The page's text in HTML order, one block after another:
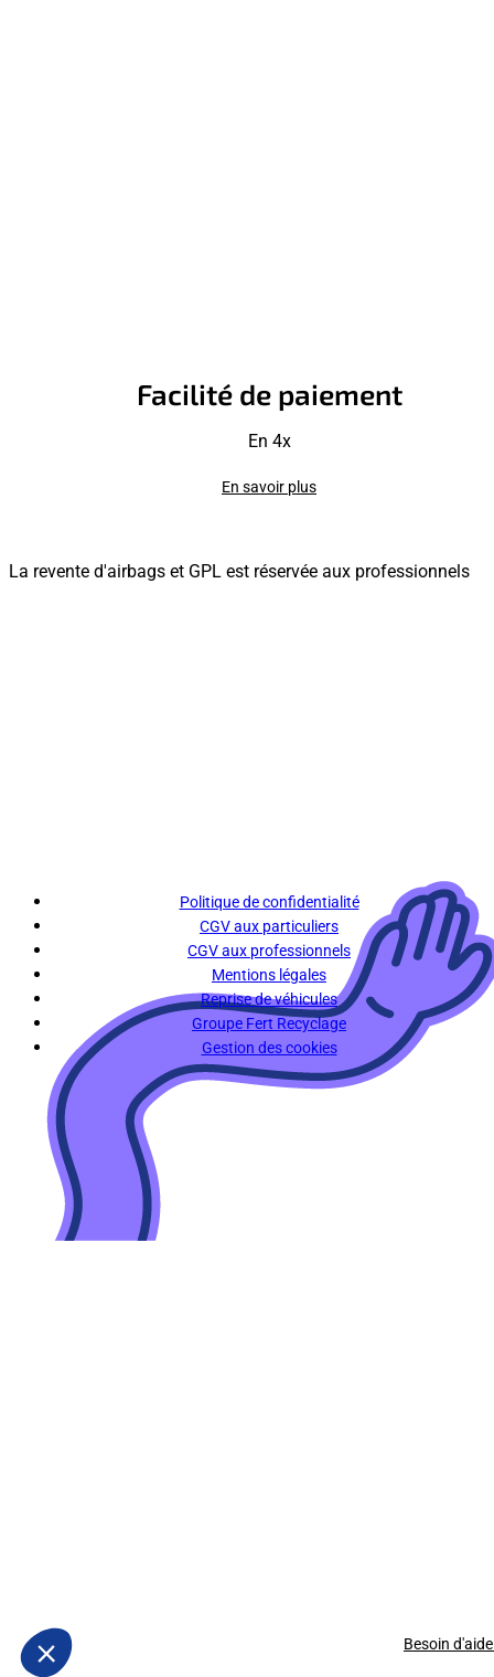
Facilité de paiement
En 4x
En savoir plus
La revente d'airbags et GPL est réservée aux professionnels
Politique de confidentialité
CGV aux particuliers
CGV aux professionnels
Mentions légales
Reprise de véhicules
Groupe Fert Recyclage
Gestion des cookies
Besoin